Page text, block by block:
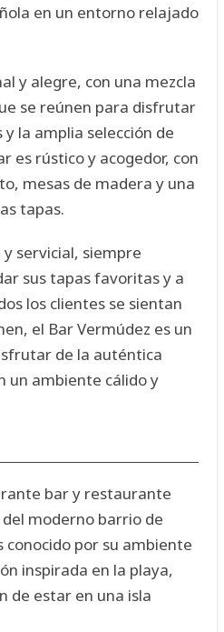
en un entorno relajado
y alegre, con una mezcla
se reúnen para disfrutar
la amplia selección de
es rústico y acogedor, con
mesas de madera y una
tapas.
servicial, siempre
sus tapas favoritas y a
los clientes se sientan
el Bar Vermúdez es un
de la auténtica
un ambiente cálido y
bar y restaurante
moderno barrio de
conocido por su ambiente
inspirada en la playa,
de estar en una isla